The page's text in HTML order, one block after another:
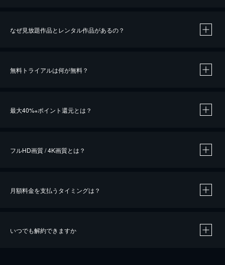
なぜ見放題作品とレンタル作品があるの？
無料トライアルは何が無料？
最大40%※ポイント還元とは？
※40％ポイント還元の対象は、クレジットカード決済による作品の購入 / レンタルです。
フルHD画質 / 4K画質とは？
月額料金を支払うタイミングは？
いつでも解約できますか